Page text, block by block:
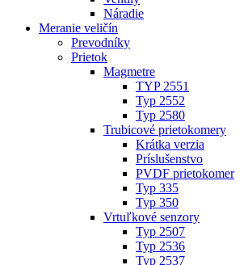
Náradie
Meranie veličín
Prevodníky
Prietok
Magmetre
TYP 2551
Typ 2552
Typ 2580
Trubicové prietokomery
Krátka verzia
Príslušenstvo
PVDF prietokomer
Typ 335
Typ 350
Vrtuľkové senzory
Typ 2507
Typ 2536
Typ 2537